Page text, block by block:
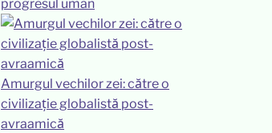
progresul uman
Amurgul vechilor zei: către o
civilizație globalistă post-
avraamică